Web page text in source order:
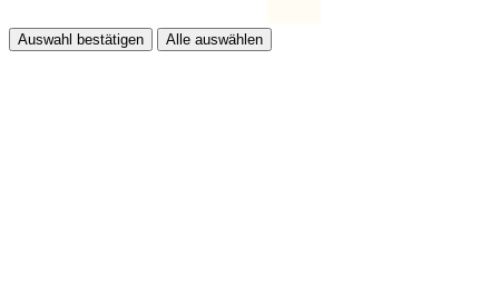
Auswahl bestätigen Alle auswählen